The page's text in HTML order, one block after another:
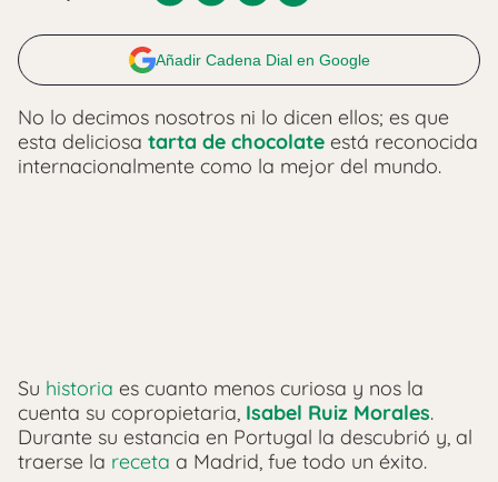
Añadir Cadena Dial en Google
No lo decimos nosotros ni lo dicen ellos; es que
esta deliciosa tarta de chocolate está reconocida
internacionalmente como la mejor del mundo.
Su historia es cuanto menos curiosa y nos la
cuenta su copropietaria, Isabel Ruiz Morales.
Durante su estancia en Portugal la descubrió y, al
traerse la receta a Madrid, fue todo un éxito.